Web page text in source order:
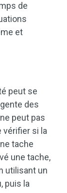
de
et
peut se
des
peut pas
vérifier si la
tache
une tache,
utilisant un
puis la